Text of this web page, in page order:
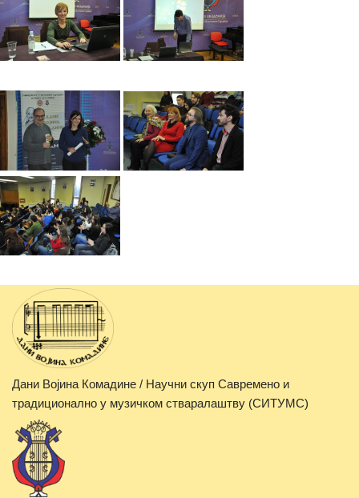
Дани Војина Комадине / Научни скуп Савремено и
традиционално у музичком стваралаштву (СИТУМС)